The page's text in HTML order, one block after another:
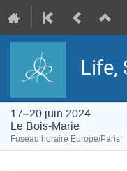
Life,
17–20 juin 2024
Le Bois-Marie
Fuseau horaire Europe/Paris